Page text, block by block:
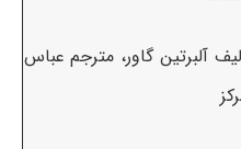
آلبرتین گاور، مترجم عباس